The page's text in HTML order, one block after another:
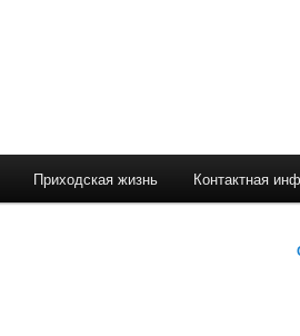
Приходская жизнь Контактная